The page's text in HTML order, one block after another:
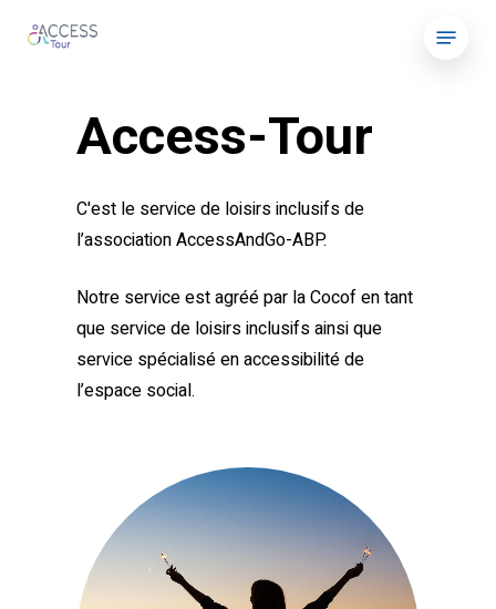
Menu
Access-Tour
C'est le service de loisirs inclusifs de
l’association AccessAndGo-ABP.
Notre service est agréé par la Cocof en tant
que service de loisirs inclusifs ainsi que
service spécialisé en accessibilité de
l’espace social.